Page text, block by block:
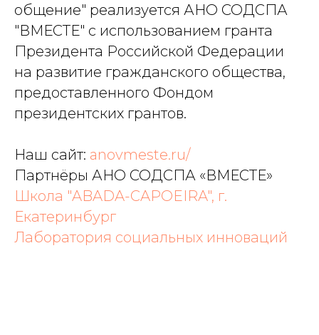
общение" реализуется АНО СОДСПА
"ВМЕСТЕ" с использованием гранта
Президента Российской Федерации
на развитие гражданского общества,
предоставленного Фондом
президентских грантов.
Наш сайт: anovmeste.ru/
Партнёры АНО СОДСПА «ВМЕСТЕ»
Школа "ABADA-CAPOEIRA", г.
Екатеринбург
Лаборатория социальных инноваций